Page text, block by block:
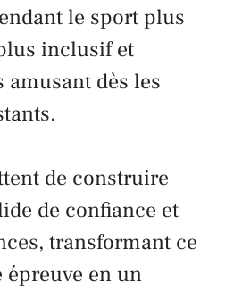
le sport plus
inclusif et
dès les
de construire
de confiance et
transformant ce
en un